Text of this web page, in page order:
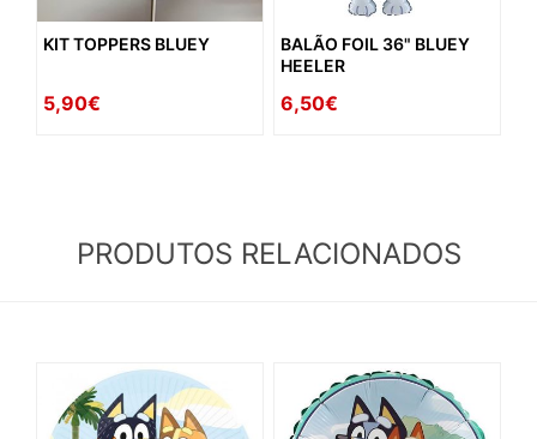
KIT TOPPERS BLUEY
5,90€
BALÃO FOIL 36" BLUEY
HEELER
6,50€
PRODUTOS RELACIONADOS